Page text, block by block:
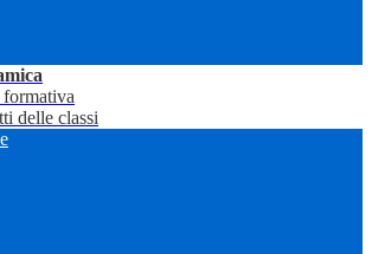
delle classi